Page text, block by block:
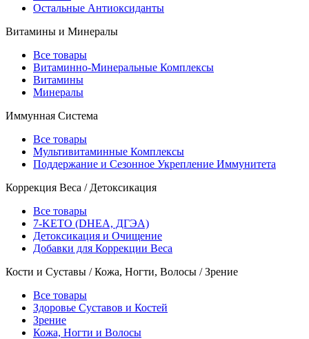
Остальные Антиоксиданты
Витамины и Минералы
Все товары
Витаминно-Минеральные Комплексы
Витамины
Минералы
Иммунная Система
Все товары
Мультивитаминные Комплексы
Поддержание и Сезонное Укрепление Иммунитета
Коррекция Веса / Детоксикация
Все товары
7-KETO (DHEA, ДГЭА)
Детоксикация и Очищение
Добавки для Коррекции Веса
Кости и Суставы / Кожа, Ногти, Волосы / Зрение
Все товары
Здоровье Суставов и Костей
Зрение
Кожа, Ногти и Волосы